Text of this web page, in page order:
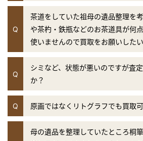
Q
茶道をしていた祖母の遺品整理を
や茶杓・鉄瓶などのお茶道具が何
使いませんので買取をお願いした
Q
シミなど、状態が悪いのですが査
か？
Q 原画ではなくリトグラフでも買取
母の遺品を整理していたところ桐